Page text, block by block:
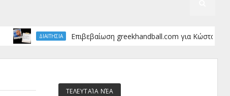
ΔΙΑΙΤΗΣΙΑ Επιβεβαίωση greekhandball.com για Κώστα
ΤΕΛΕΥΤΑΊΑ ΝΈΑ